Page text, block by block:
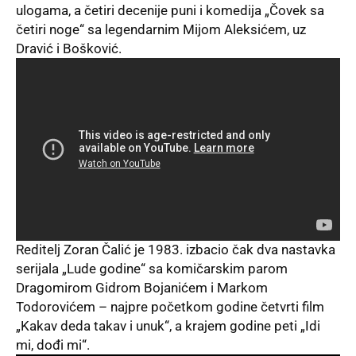
ulogama, a četiri decenije puni i komedija „Čovek sa
četiri noge“ sa legendarnim Mijom Aleksićem, uz
Dravić i Bošković.
Reditelj Zoran Čalić je 1983. izbacio čak dva nastavka
serijala „Lude godine“ sa komičarskim parom
Dragomirom Gidrom Bojanićem i Markom
Todorovićem – najpre početkom godine četvrti film
„Kakav deda takav i unuk“, a krajem godine peti „Idi
mi, dođi mi“.